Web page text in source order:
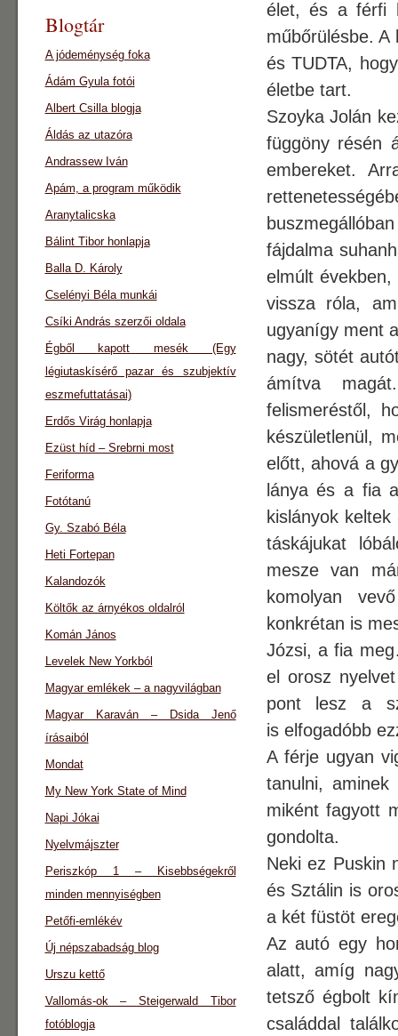
élet, és a férfi
műbőrülésbe.
és TUDTA,
életbe tart.
Szoyka Jolán
függöny résén
embereket.
fájdalma
elmúlt
vissza róla,
ugyanígy ment
nagy, sötét
ámítva
felismeréstől,
készületlenül,
előtt, ahová a
lánya és a fia
kislányok
táskájukat
mesze van
komolyan
konkrétan is
Józsi, a fia
el orosz
pont lesz a
is elfogadóbb
A férje ugyan
tanulni,
miként fagyott
gondolta.
Neki ez Puskin
és Sztálin is
a két füstöt
Az autó egy
alatt, amíg
tetsző égbolt
családdal
Blogtár
A jódeménység foka
Ádám Gyula fotói
Albert Csilla blogja
Áldás az utazóra
Andrassew Iván
Apám, a program működik
Aranytalicska
Bálint Tibor honlapja
Balla D. Károly
Cselényi Béla munkái
Csíki András szerzői oldala
Égből kapott mesék (Egy
légiutaskísérő pazar és szubjektív
eszmefuttatásai)
Erdős Virág honlapja
Ezüst híd – Srebrni most
Feriforma
Fotótanú
Gy. Szabó Béla
Heti Fortepan
Kalandozók
Költők az árnyékos oldalról
Komán János
Levelek New Yorkból
Magyar emlékek – a nagyvilágban
Magyar Karaván – Dsida Jenő
írásaiból
Mondat
My New York State of Mind
Napi Jókai
Nyelvmájszter
Periszkóp 1 – Kisebbségekről
minden mennyiségben
Petőfi-emlékév
Új népszabadság blog
Urszu kettő
Vallomás-ok – Steigerwald Tibor
fotóblogja